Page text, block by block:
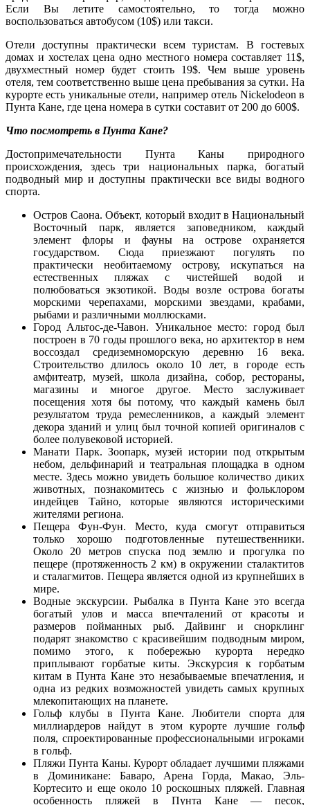
Если Вы летите самостоятельно, то тогда можно
воспользоваться автобусом (10$) или такси.
Отели доступны практически всем туристам. В гостевых
домах и хостелах цена одно местного номера составляет 11$,
двухместный номер будет стоить 19$. Чем выше уровень
отеля, тем соответственно выше цена пребывания за сутки. На
курорте есть уникальные отели, например отель Nickelodeon в
Пунта Кане, где цена номера в сутки составит от 200 до 600$.
Что посмотреть в Пунта Кане?
Достопримечательности Пунта Каны природного
происхождения, здесь три национальных парка, богатый
подводный мир и доступны практически все виды водного
спорта.
Остров Саона. Объект, который входит в Национальный
Восточный парк, является заповедником, каждый
элемент флоры и фауны на острове охраняется
государством. Сюда приезжают погулять по
практически необитаемому острову, искупаться на
естественных пляжах с чистейшей водой и
полюбоваться экзотикой. Воды возле острова богаты
морскими черепахами, морскими звездами, крабами,
рыбами и различными моллюсками.
Город Альтос-де-Чавон. Уникальное место: город был
построен в 70 годы прошлого века, но архитектор в нем
воссоздал средиземноморскую деревню 16 века.
Строительство длилось около 10 лет, в городе есть
амфитеатр, музей, школа дизайна, собор, рестораны,
магазины и многое другое. Место заслуживает
посещения хотя бы потому, что каждый камень был
результатом труда ремесленников, а каждый элемент
декора зданий и улиц был точной копией оригиналов с
более полувековой историей.
Манати Парк. Зоопарк, музей истории под открытым
небом, дельфинарий и театральная площадка в одном
месте. Здесь можно увидеть большое количество диких
животных, познакомитесь с жизнью и фольклором
индейцев Тайно, которые являются историческими
жителями региона.
Пещера Фун-Фун. Место, куда смогут отправиться
только хорошо подготовленные путешественники.
Около 20 метров спуска под землю и прогулка по
пещере (протяженность 2 км) в окружении сталактитов
и сталагмитов. Пещера является одной из крупнейших в
мире.
Водные экскурсии. Рыбалка в Пунта Кане это всегда
богатый улов и масса впечталений от красоты и
размеров пойманных рыб. Дайвинг и снорклинг
подарят знакомство с красивейшим подводным миром,
помимо этого, к побережью курорта нередко
приплывают горбатые киты. Экскурсия к горбатым
китам в Пунта Кане это незабываемые впечатления, и
одна из редких возможностей увидеть самых крупных
млекопитающих на планете.
Гольф клубы в Пунта Кане. Любители спорта для
миллиардеров найдут в этом курорте лучшие гольф
поля, спроектированные профессиональными игроками
в гольф.
Пляжи Пунта Каны. Курорт обладает лучшими пляжами
в Доминикане: Баваро, Арена Горда, Макао, Эль-
Кортесито и еще около 10 роскошных пляжей. Главная
особенность пляжей в Пунта Кане — песок,